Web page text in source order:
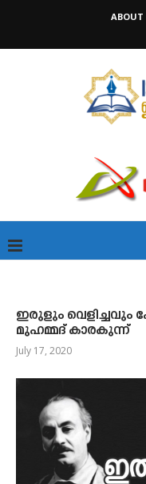
ABOUT
ഇരുളും വെളിച്ചവും
മുഹമ്മദ് കാരകുന്ന്
July 17, 2020